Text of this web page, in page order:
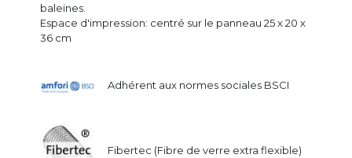
baleines.
Espace d'impression: centré sur le panneau 25 x 20 x
36 cm
Adhérent aux normes sociales BSCI
Fibertec (Fibre de verre extra flexible)